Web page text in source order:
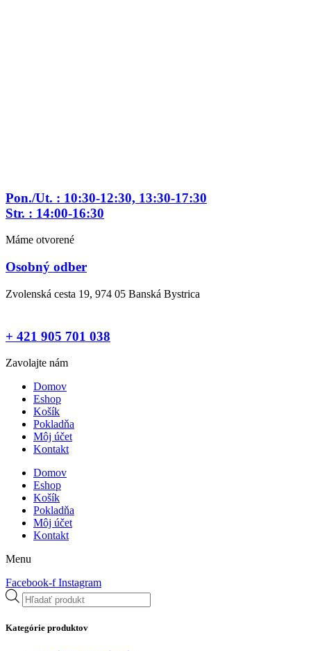
Pon./Ut. : 10:30-12:30, 13:30-17:30
Str. : 14:00-16:30
Máme otvorené
Osobný odber
Zvolenská cesta 19, 974 05 Banská Bystrica
+ 421 905 701 038
Zavolajte nám
Domov
Eshop
Košík
Pokladňa
Môj účet
Kontakt
Domov
Eshop
Košík
Pokladňa
Môj účet
Kontakt
Menu
Facebook-f Instagram
Products
search
Kategórie produktov